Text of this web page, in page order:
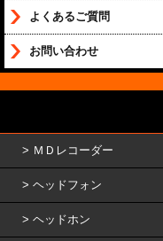
よくあるご質問
お問い合わせ
ＭＤレコーダー
ヘッドフォン
ヘッドホン